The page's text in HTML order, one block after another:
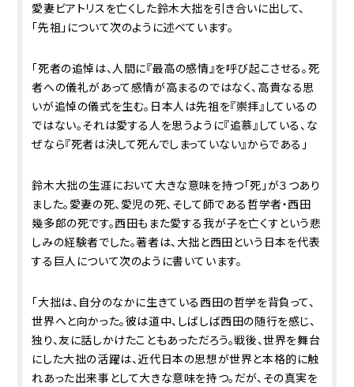
愛妻ビアトリスを亡くした鈴木大拙を引き合いに出して、
「先祖」について次のように述べています。
「死者の追悼は、人間に『最高の感情』を呼び起こさせる。死
者への儀礼があって感情が高まるのではなく、高貴なる思
いが追悼の儀式を生む。日本人は先祖を『崇拝』しているの
ではない。それは愛する人を思うように『追慕』している、な
ぜなら『死者は決して死んでしまっていない』からである」
鈴木大拙の生涯において大きな意味を持つ「死」が３つあり
ました。愛妻の死、愛児の死、そして師である哲学者・西田
幾多郎の死です。西田もまた愛する我が子を亡くすという悲
しみの経験者でした。著者は、大拙と西田という日本を代表
する巨人について次のように書いています。
「大拙は、自分のなかに生きている西田の哲学を背負って、
世界へと向かった。彼は道中、しばしば西田の随行を感じ、
独り、友に話しかけたこともあっただろう。戦後、世界を舞台
にした大拙の活躍は、近代日本の思想が世界と本格的に触
れあった出来事として大きな意味を持つ。だが、その真実を